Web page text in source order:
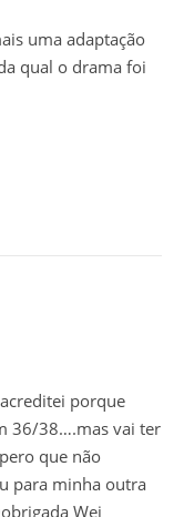
uma adaptação
qual o drama foi
porque
36/38….mas vai ter
que não
para minha outra
Wei